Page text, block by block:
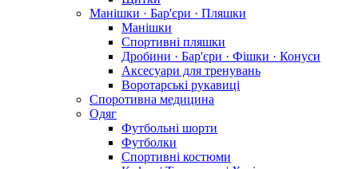
Манішки · Бар'єри · Пляшки
Манішки
Спортивні пляшки
Дробини · Бар'єри · Фішки · Конуси
Аксесуари для тренувань
Воротарські рукавиці
Споротивна медицина
Одяг
Футбольні шорти
Футболки
Спортивні костюми